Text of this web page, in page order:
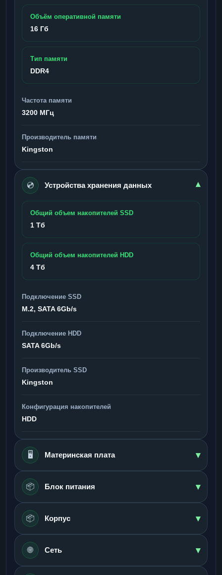
Объём оперативной памяти
16 Гб
Тип памяти
DDR4
Частота памяти
3200 МГц
Производитель памяти
Kingston
💿 Устройства хранения данных ▾
Общий объем накопителей SSD
1 Тб
Общий объем накопителей HDD
4 Тб
Подключение SSD
M.2, SATA 6Gb/s
Подключение HDD
SATA 6Gb/s
Производитель SSD
Kingston
Конфигурация накопителей
HDD
🖥️ Материнская плата ▾
📦 Блок питания ▾
📦 Корпус ▾
🌐 Сеть ▾